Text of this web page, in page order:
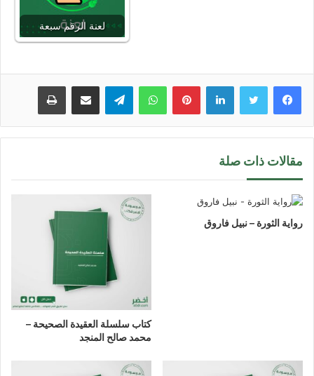
لعنة الرقم سبعة
لينكدإن بينتيريستواتساب تيلقرام مشاركة عبر البريد طباعة
مقالات ذات صلة
رواية الثورة – نبيل فاروق
كتاب سلسلة العقيدة الصحيحة –
محمد صالح المنجد